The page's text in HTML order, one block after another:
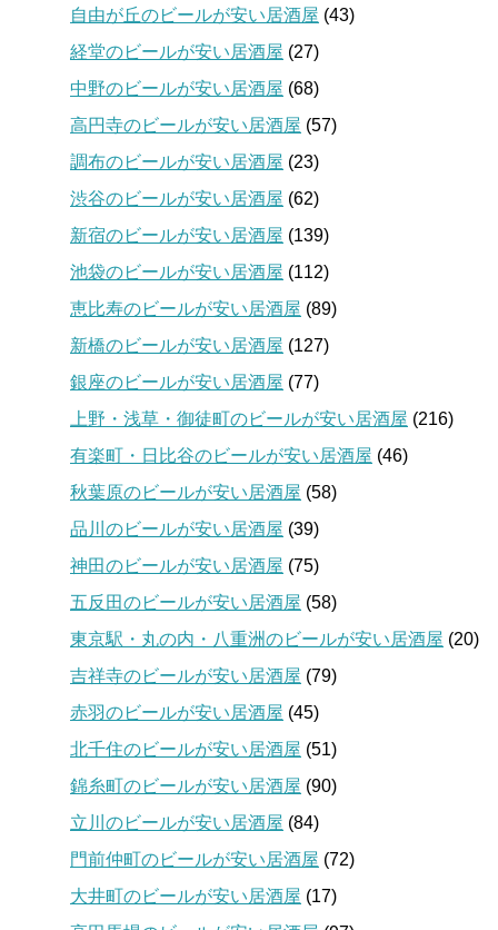
自由が丘のビールが安い居酒屋 (43)
経堂のビールが安い居酒屋 (27)
中野のビールが安い居酒屋 (68)
高円寺のビールが安い居酒屋 (57)
調布のビールが安い居酒屋 (23)
渋谷のビールが安い居酒屋 (62)
新宿のビールが安い居酒屋 (139)
池袋のビールが安い居酒屋 (112)
恵比寿のビールが安い居酒屋 (89)
新橋のビールが安い居酒屋 (127)
銀座のビールが安い居酒屋 (77)
上野・浅草・御徒町のビールが安い居酒屋 (216)
有楽町・日比谷のビールが安い居酒屋 (46)
秋葉原のビールが安い居酒屋 (58)
品川のビールが安い居酒屋 (39)
神田のビールが安い居酒屋 (75)
五反田のビールが安い居酒屋 (58)
東京駅・丸の内・八重洲のビールが安い居酒屋 (20)
吉祥寺のビールが安い居酒屋 (79)
赤羽のビールが安い居酒屋 (45)
北千住のビールが安い居酒屋 (51)
錦糸町のビールが安い居酒屋 (90)
立川のビールが安い居酒屋 (84)
門前仲町のビールが安い居酒屋 (72)
大井町のビールが安い居酒屋 (17)